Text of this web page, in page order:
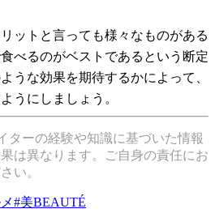
ットと言っても様々なものがある
べるのがベストであるという断定
うな効果を期待するかによって、
うにしましょう。
ターの経験や知識に基づいた情報
は異なります。ご自身の責任にお
い。
#美BEAUTÉ